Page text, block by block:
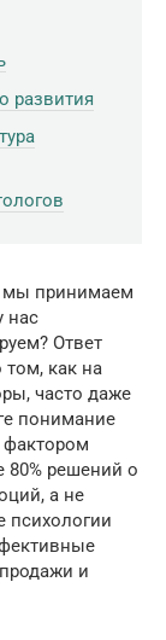
развития
мы принимаем
нас
Ответ
том, как на
часто даже
понимание
80% решений о
а не
психологии
и